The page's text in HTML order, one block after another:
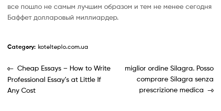
все пошло не самым лучшим образом и тем не менее сегодня
Баффет долларовый миллиардер.
Category: kotelteplo.com.ua
Cheap Essays – How to Write
Professional Essay’s at Little If
Any Cost
miglior ordine Silagra. Posso
comprare Silagra senza
prescrizione medica